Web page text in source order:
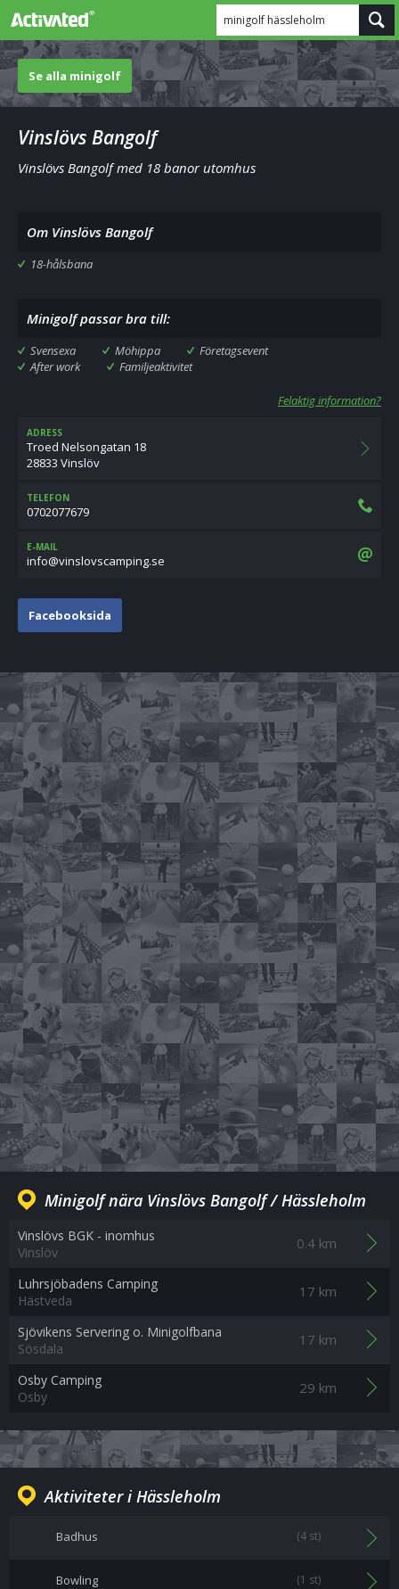
minigolf hässleholm
Se alla minigolf
Vinslövs Bangolf
Vinslövs Bangolf med 18 banor utomhus
Om Vinslövs Bangolf
18-hålsbana
Minigolf passar bra till:
Svensexa Möhippa
Företagsevent
After work
Familjeaktivitet
Felaktig information?
ADRESS
Troed Nelsongatan 18
28833 Vinslöv
TELEFON
0702077679
E-MAIL
es.gnipmacsvolsniv@ofni
Facebooksida
Minigolf nära Vinslövs Bangolf / Hässleholm
Vinslövs BGK - inomhus
Vinslöv
0.4 km
Luhrsjöbadens Camping
Hästveda
17 km
Sjövikens Servering o. Minigolfbana
Sösdala
17 km
Osby Camping
Osby
29 km
Aktiviteter i Hässleholm
Badhus (4 st)
Bowling (1 st)